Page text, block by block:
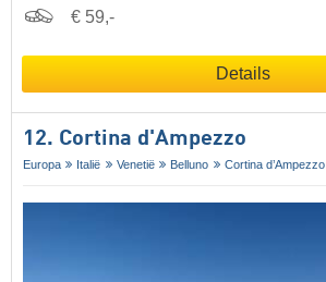
€ 59,-
Details
12. Cortina d'Ampezzo
Europa Italië Venetië Belluno Cortina d’Ampezzo